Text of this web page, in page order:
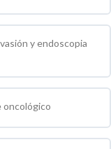
y endoscopia
oncológico